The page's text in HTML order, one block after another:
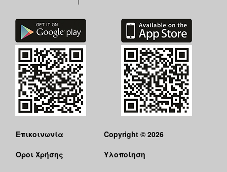
Επικοινωνία
Όροι Χρήσης
Copyright © 2026
Υλοποίηση